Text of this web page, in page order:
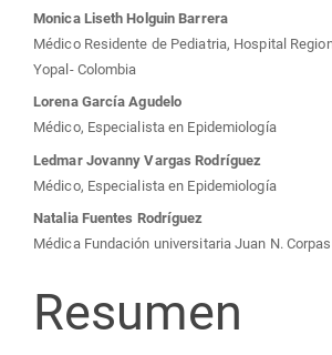
Contenido
principal
del
artículo
Monica Liseth Holguin Barrera
Médico Residente de Pediatria, Hospital
Yopal- Colombia
Lorena García Agudelo
Médico, Especialista en Epidemiología
Ledmar Jovanny Vargas Rodríguez
Médico, Especialista en Epidemiología
Natalia Fuentes Rodríguez
Médica Fundación universitaria Juan N. Corpas
Resumen